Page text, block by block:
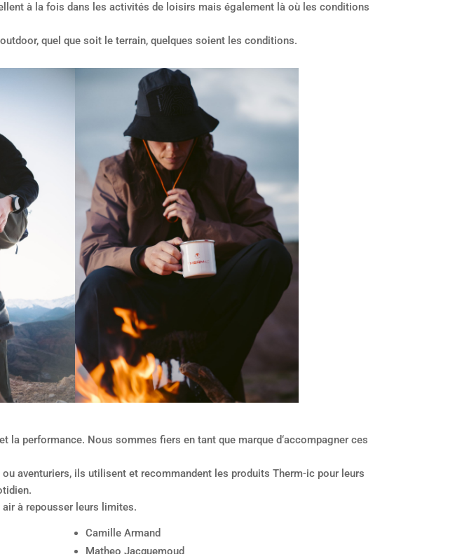
à la fois dans les activités de loisirs mais également là où les conditions
quel que soit le terrain, quelques soient les conditions.
performance. Nous sommes fiers en tant que marque d‘accompagner ces
aventuriers, ils utilisent et recommandent les produits Therm-ic pour leurs
à repousser leurs limites.
Camille Armand
Matheo Jacquemoud